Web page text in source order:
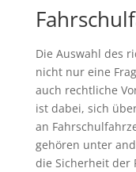
Die Auswahl des
nicht nur eine
auch rechtliche
ist dabei, sich
an
gehören unter
die Sicherheit der